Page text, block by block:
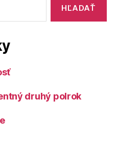
druhý polrok